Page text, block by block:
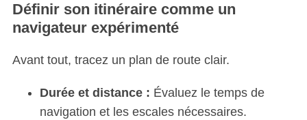
Définir son itinéraire comme un
navigateur expérimenté
Avant tout, tracez un plan de route clair.
Durée et distance : Évaluez le temps de
navigation et les escales nécessaires.